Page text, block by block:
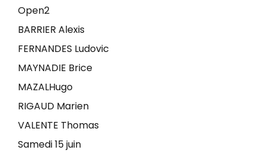
Open2
BARRIER Alexis
FERNANDES Ludovic
MAYNADIE Brice
MAZALHugo
RIGAUD Marien
VALENTE Thomas
Samedi 15 juin